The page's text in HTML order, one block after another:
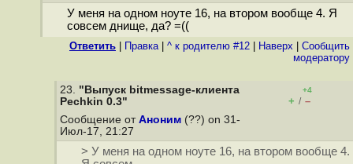
У меня на одном ноуте 16, на втором вообще 4. Я
совсем днище, да? =((
Ответить Правка| ^ к родителю #12 Наверх
Cообщить
модератору
23. "Выпуск bitmessage-клиента
Pechkin 0.3"
+4
+ / –
Сообщение от Аноним (??) on 31-
Июл-17, 21:27
> У меня на одном ноуте 16, на втором вообще 4.